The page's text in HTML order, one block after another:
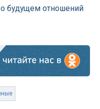
о будущем отношений